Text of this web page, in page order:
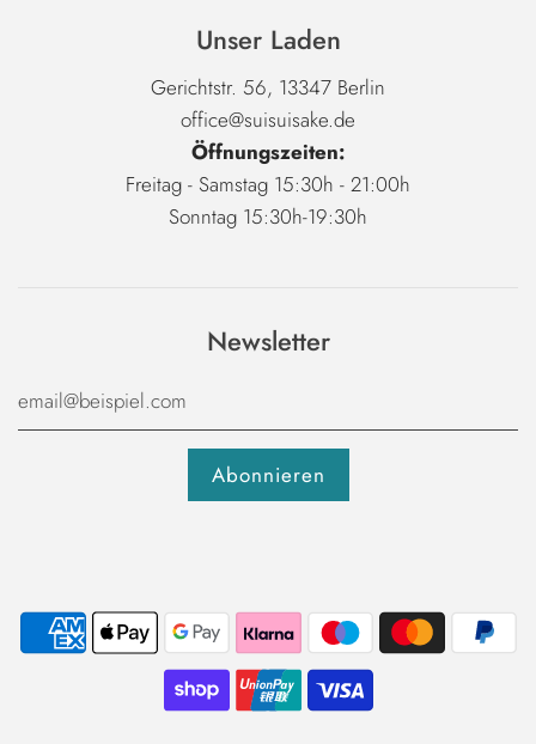
Unser Laden
Gerichtstr. 56, 13347 Berlin
office@suisuisake.de
Öffnungszeiten:
Freitag - Samstag 15:30h - 21:00h
Sonntag 15:30h-19:30h
Newsletter